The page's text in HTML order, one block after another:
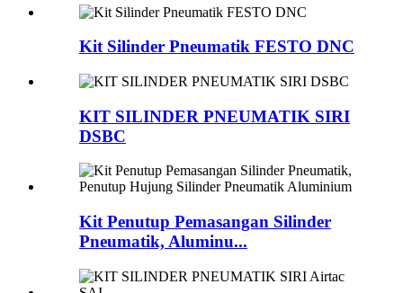
Kit Silinder Pneumatik FESTO DNC
KIT SILINDER PNEUMATIK SIRI
DSBC
Kit Penutup Pemasangan Silinder
Pneumatik, Aluminu...